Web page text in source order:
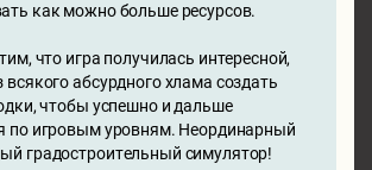
как можно больше ресурсов.
что игра получилась интересной,
абсурдного хлама создать
чтобы успешно и дальше
по игровым уровням. Неординарный
градостроительный симулятор!